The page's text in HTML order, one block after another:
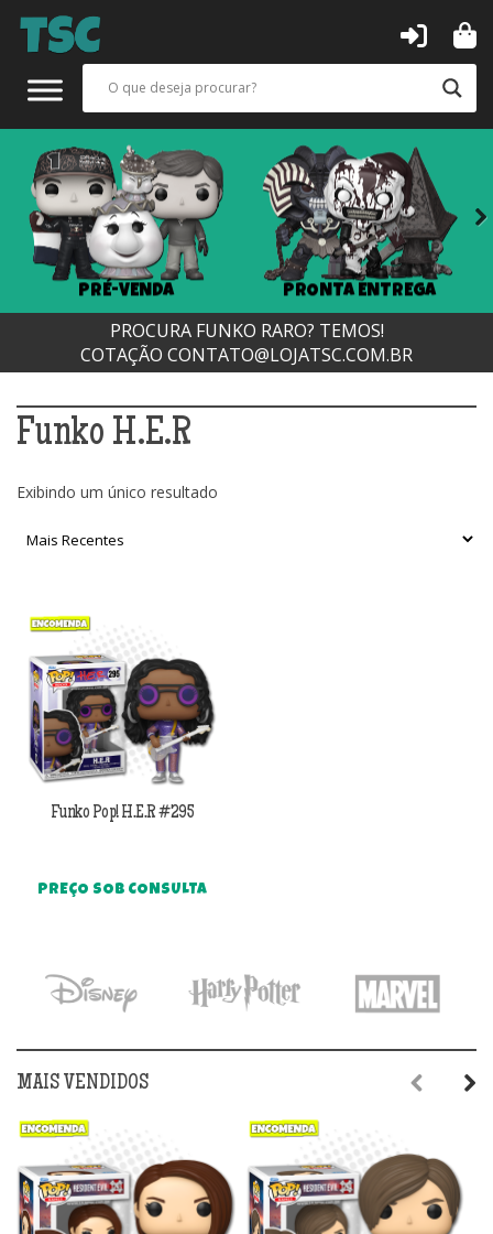
PRÉ-VENDA PRONTA ENTREGA
Next
PROCURA FUNKO RARO? TEMOS!
COTAÇÃO CONTATO@LOJATSC.COM.BR
Funko H.E.R
Exibindo um único resultado
Funko Pop! H.E.R #295
PREÇO SOB CONSULTA
MAIS VENDIDOS